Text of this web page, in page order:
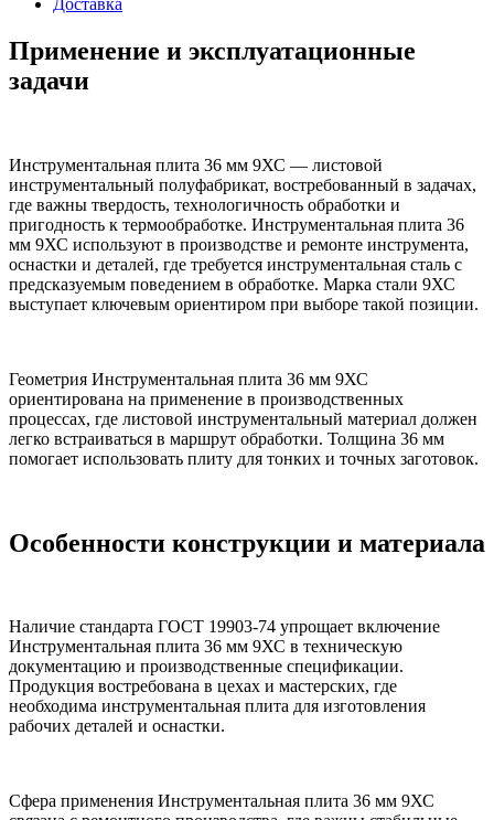
Применение и эксплуатационные
задачи
Инструментальная плита 36 мм 9ХС — листовой
инструментальный полуфабрикат, востребованный в задачах,
где важны твердость, технологичность обработки и
пригодность к термообработке. Инструментальная плита 36
мм 9ХС используют в производстве и ремонте инструмента,
оснастки и деталей, где требуется инструментальная сталь с
предсказуемым поведением в обработке. Марка стали 9ХС
выступает ключевым ориентиром при выборе такой позиции.
Геометрия Инструментальная плита 36 мм 9ХС
ориентирована на применение в производственных
процессах, где листовой инструментальный материал должен
легко встраиваться в маршрут обработки. Толщина 36 мм
помогает использовать плиту для тонких и точных заготовок.
Особенности конструкции и материала
Наличие стандарта ГОСТ 19903-74 упрощает включение
Инструментальная плита 36 мм 9ХС в техническую
документацию и производственные спецификации.
Продукция востребована в цехах и мастерских, где
необходима инструментальная плита для изготовления
рабочих деталей и оснастки.
Сфера применения Инструментальная плита 36 мм 9ХС